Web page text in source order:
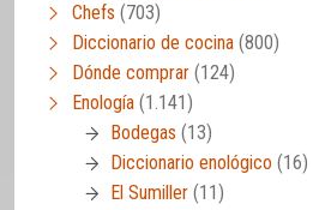
Chefs (703)
Diccionario de cocina (800)
Dónde comprar (124)
Enología (1.141)
Bodegas (13)
Diccionario enológico (16)
El Sumiller (11)